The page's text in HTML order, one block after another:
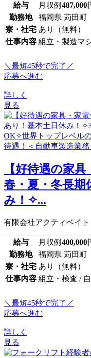
給与 月収例 487,000
勤務地
福岡県 苅田町
寮・社宅 あり（無料）
仕事内容 組立・製造マ
＼最短45秒で完了／
応募へ進む
詳しく
見る
【好待遇の家
春・夏・冬長期
み！✧...
有限会社アクティベイト
給与 月収例 400,000
勤務地
福岡県 苅田町
寮・社宅 あり（無料）
仕事内容 組立・検査 /
＼最短45秒で完了／
応募へ進む
詳しく
見る